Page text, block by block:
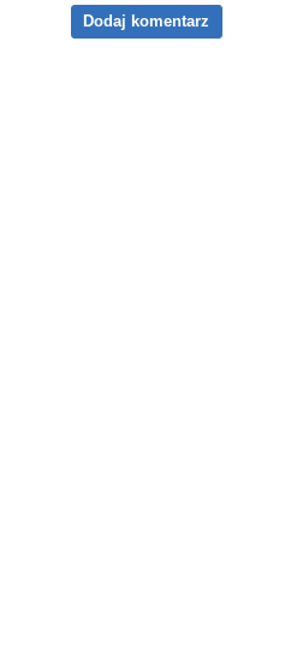
Dodaj komentarz